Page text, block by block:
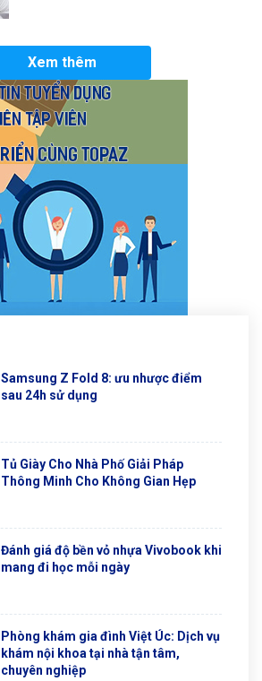
Xem thêm
Samsung Z Fold 8: ưu nhược điểm
sau 24h sử dụng
Tủ Giày Cho Nhà Phố Giải Pháp
Thông Minh Cho Không Gian Hẹp
Đánh giá độ bền vỏ nhựa Vivobook khi
mang đi học mỗi ngày
Phòng khám gia đình Việt Úc: Dịch vụ
khám nội khoa tại nhà tận tâm,
chuyên nghiệp